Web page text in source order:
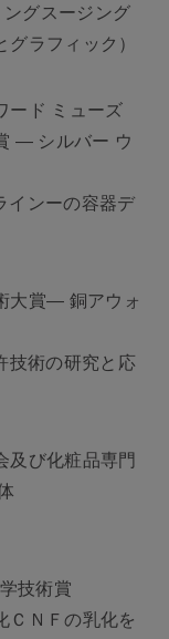
グスージング
ラフィック）
ード ミューズ
― シルバー ウ
インーの容器デ
大賞― 銅アウォ
技術の研究と応
及び化粧品専門
技術賞
ＣＮＦの乳化を